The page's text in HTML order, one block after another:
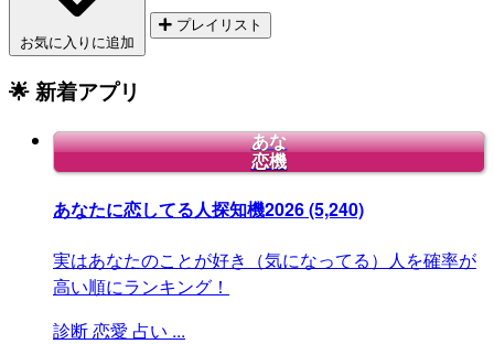
お気に入りに追加
プレイリスト
🌟 新着アプリ
あな
恋機
あなたに恋してる人探知機2026(5,240)
実はあなたのことが好き（気になってる）人を確率が
高い順にランキング！
診断恋愛 占い ...